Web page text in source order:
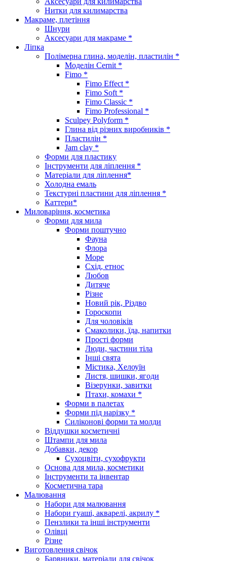
Нитки для килимарства
Макраме, плетіння
Шнури
Аксесуари для макраме *
Ліпка
Полімерна глина, моделін, пластилін *
Моделін Cernit *
Fimo *
Fimo Effect *
Fimo Soft *
Fimo Classic *
Fimo Professional *
Sculpey Polyform *
Глина від різних виробників *
Пластилін *
Jam clay *
Форми для пластику
Інструменти для ліплення *
Матеріали для ліплення*
Холодна емаль
Текстурні пластини для ліплення *
Каттери*
Миловаріння, косметика
Форми для мила
Форми поштучно
Фауна
Флора
Море
Схід, етнос
Любов
Дитяче
Різне
Новий рік, Різдво
Гороскопи
Для чоловіків
Смаколики, їда, напитки
Прості форми
Люди, частини тіла
Інші свята
Містика, Хелоуїн
Листя, шишки, ягоди
Візерунки, завитки
Птахи, комахи *
Форми в палетах
Форми під нарізку *
Силіконові форми та молди
Віддушки косметичні
Штампи для мила
Добавки, декор
Сухоцвіти, сухофрукти
Основа для мила, косметики
Інструменти та інвентар
Косметична тара
Малювання
Набори для малювання
Набори гуаші, акварелі, акрилу *
Пензлики та інші інструменти
Олівці
Різне
Виготовлення свічок
Барвники, матеріали для свічок